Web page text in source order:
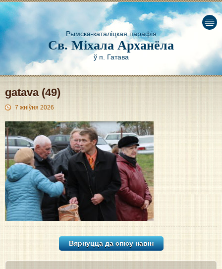
Рымска-каталіцкая парафія
Св. Міхала Арханёла
ў п. Гатава
gatava (49)
7 жніўня 2026
Вярнуцца да спісу навiн